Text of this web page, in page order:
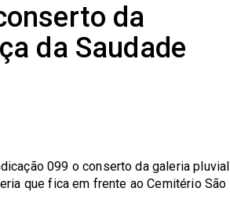
da
da Saudade
099 o conserto da galeria pluvial
que fica em frente ao Cemitério São